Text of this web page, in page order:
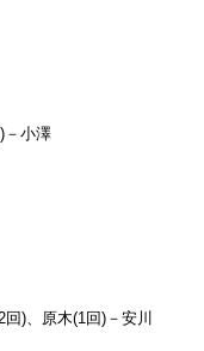
－小澤
)、原木(1回)－安川